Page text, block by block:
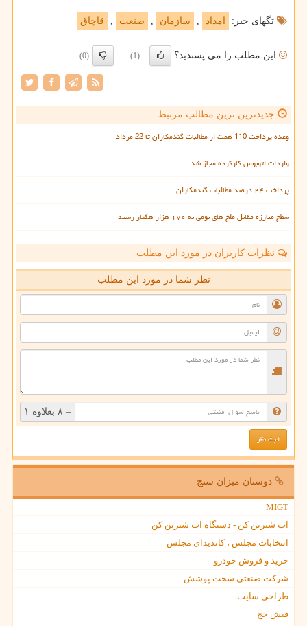
تگهای خبر: امداد , سازمان , صنعت , قاچاق
این مطلب را می پسندید؟ (1)
(0)
جدیدترین ترین مطالب مرتبط
وعده پرداخت 110 همت از مطالبات گندمکاران تا 22 مرداد
واردات اتوبوس کارکرده مجاز شد
پرداخت ۲۴ درصد مطالبات گندمکاران
سطح مبارزه مقابل ملخ های بومی به ۱۷۰ هزار هکتار رسید
نظرات کاربران در مورد این مطلب
نظر شما در مورد این مطلب
= ۸ بعلاوه ۱
دوستان میزان سنج
MIGT
آب شیرین کن - دستگاه آب شیرین کن
انتخابات مجلس ، کاندیدای مجلس
خرید و فروش خودرو
شرکت صنعتی سخت پوشش
طراحی سایت
فیش حج